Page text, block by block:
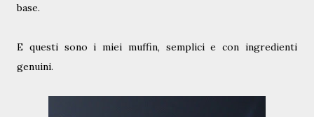
base.
E questi sono i miei muffin, semplici e con ingredienti
genuini.